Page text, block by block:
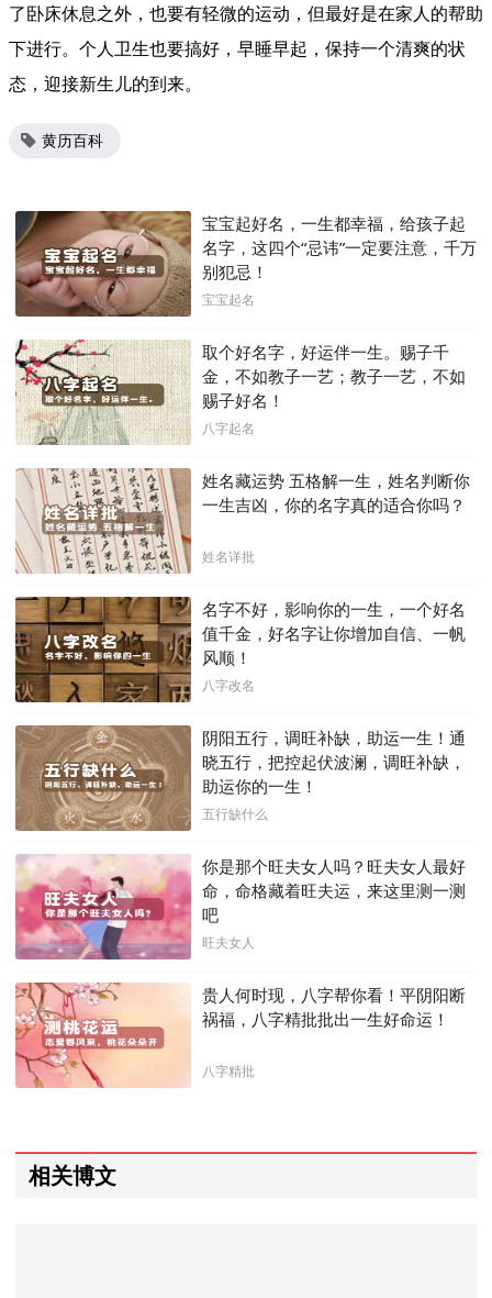
了卧床休息之外，也要有轻微的运动，但最好是在家人的帮助
下进行。个人卫生也要搞好，早睡早起，保持一个清爽的状
态，迎接新生儿的到来。
黄历百科
宝宝起好名，一生都幸福，给孩子起
名字，这四个“忌讳”一定要注意，千万
别犯忌！
宝宝起名
取个好名字，好运伴一生。赐子千
金，不如教子一艺；教子一艺，不如
赐子好名！
八字起名
姓名藏运势 五格解一生，姓名判断你
一生吉凶，你的名字真的适合你吗？
姓名详批
名字不好，影响你的一生，一个好名
值千金，好名字让你增加自信、一帆
风顺！
八字改名
阴阳五行，调旺补缺，助运一生！通
晓五行，把控起伏波澜，调旺补缺，
助运你的一生！
五行缺什么
你是那个旺夫女人吗？旺夫女人最好
命，命格藏着旺夫运，来这里测一测
吧
旺夫女人
贵人何时现，八字帮你看！平阴阳断
祸福，八字精批批出一生好命运！
八字精批
相关博文